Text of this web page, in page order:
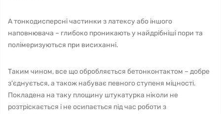
А тонкодисперсні частинки з латексу або іншого
наповнювача – глибоко проникають у найдрібніші пори та
полімеризуються при висиханні.
Таким чином, все що обробляється бетонконтактом – добре
з'єднується, а також набуває певного ступеня міцності.
Покладена на таку площину штукатурка ніколи не
розтріскається і не осипається під час роботи з